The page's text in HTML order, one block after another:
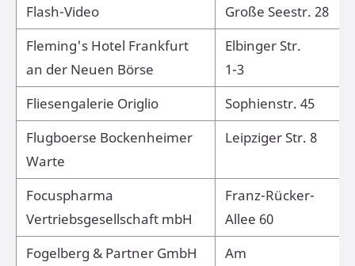
Flash-Video
Große Seestr. 28
Fleming's Hotel Frankfurt
an der Neuen Börse
Elbinger Str.
1-3
Fliesengalerie Origlio
Sophienstr. 45
Flugboerse Bockenheimer
Warte
Leipziger Str. 8
Focuspharma
Vertriebsgesellschaft mbH
Franz-Rücker-
Allee 60
Fogelberg & Partner GmbH
Am